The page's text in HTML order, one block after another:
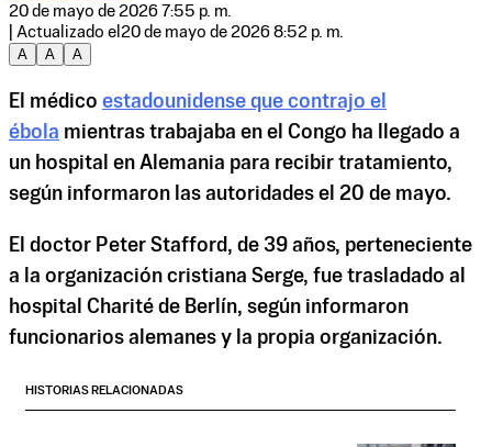
20 de mayo de 2026 7:55 p. m.
| Actualizado el 20 de mayo de 2026 8:52 p. m.
A
A A
El médico estadounidense que contrajo el
ébola mientras trabajaba en el Congo ha llegado a
un hospital en Alemania para recibir tratamiento,
según informaron las autoridades el 20 de mayo.
El doctor Peter Stafford, de 39 años, perteneciente
a la organización cristiana Serge, fue trasladado al
hospital Charité de Berlín, según informaron
funcionarios alemanes y la propia organización.
HISTORIAS RELACIONADAS